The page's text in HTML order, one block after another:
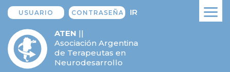
IR
ATEN ||
Asociación Argentina
de Terapeutas en
Neurodesarrollo